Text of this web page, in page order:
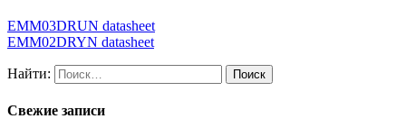
EMM03DRUN datasheet
EMM02DRYN datasheet
Найти:
Свежие записи